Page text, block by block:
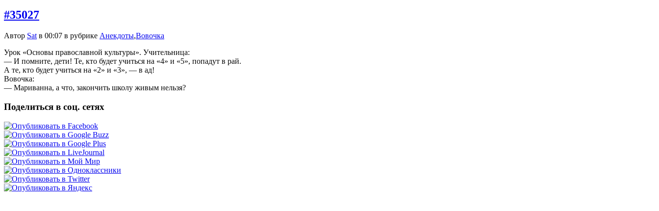
#35027
Автор Sat в 00:07 в рубрике Анекдоты,Вовочка
Урок «Основы православной культуры». Учительница:
— И помните, дети! Те, кто будет учиться на «4» и «5», попадут в рай.
А те, кто будет учиться на «2» и «3», — в ад!
Вовочка:
— Мариванна, а что, закончить школу живым нельзя?
Поделиться в соц. сетях